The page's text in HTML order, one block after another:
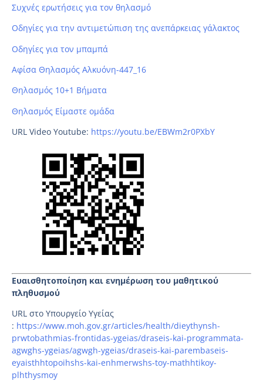
Συχνές ερωτήσεις για τον θηλασμό
Οδηγίες για την αντιμετώπιση της ανεπάρκειας γάλακτος
Οδηγίες για τον μπαμπά
Αφίσα Θηλασμός Αλκυόνη-447_16
Θηλασμός 10+1 Βήματα
Θηλασμός Είμαστε ομάδα
URL Video Youtube: https://youtu.be/EBWm2r0PXbY
Ευαισθητοποίηση και ενημέρωση του μαθητικού
πληθυσμού
URL στο Υπουργείο Υγείας
: https://www.moh.gov.gr/articles/health/dieythynsh-
prwtobathmias-frontidas-ygeias/draseis-kai-programmata-
agwghs-ygeias/agwgh-ygeias/draseis-kai-parembaseis-
eyaisthhtopoihshs-kai-enhmerwshs-toy-mathhtikoy-
plhthysmoy